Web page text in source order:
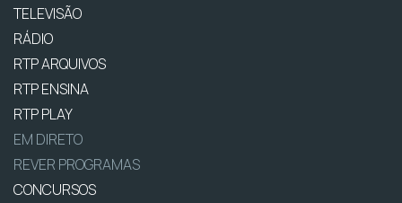
TELEVISÃO
RÁDIO
RTP ARQUIVOS
RTP ENSINA
RTP PLAY
EM DIRETO
REVER PROGRAMAS
CONCURSOS